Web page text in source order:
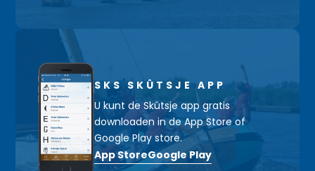
SKS SKÛTSJE APP
U kunt de Skûtsje app gratis
downloaden in de App Store of
Google Play store.
App StoreGoogle Play